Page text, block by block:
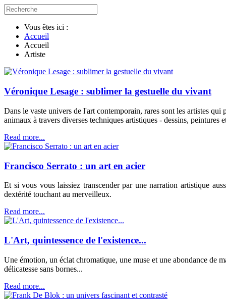
Vous êtes ici :
Accueil
Accueil
Artiste
Véronique Lesage : sublimer la gestuelle du vivant
Dans le vaste univers de l'art contemporain, rares sont les artistes
animaux à travers diverses techniques artistiques - dessins,
Read more...
Francisco Serrato : un art en acier
Et si vous vous laissiez transcender par une narration artistique
dextérité touchant au merveilleux.
Read more...
L'Art, quintessence de l'existence...
Une émotion, un éclat chromatique, une muse et une abondance de
délicatesse sans bornes...
Read more...